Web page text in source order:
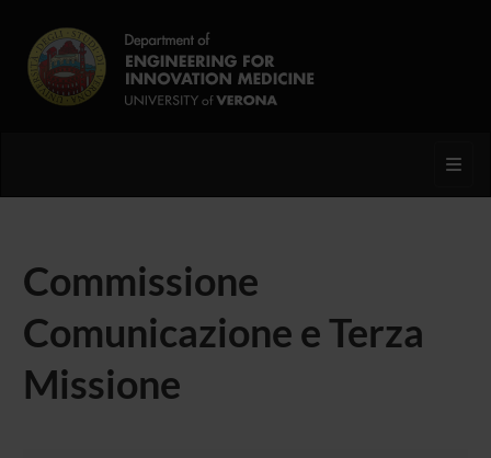
Commissione
Comunicazione e Terza
Missione